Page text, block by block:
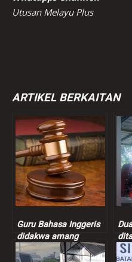
Utusan Melayu Plus
ARTIKEL BERKAITAN
Guru Bahasa Inggeris
didakwa amang
seksual murid